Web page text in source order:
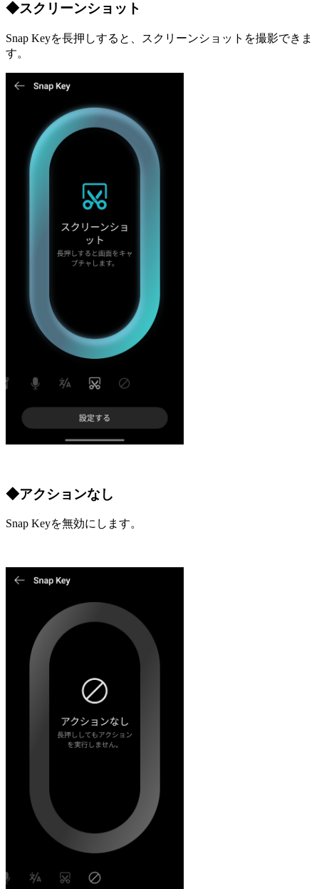
◆スクリーンショット
Snap Keyを長押しすると、スクリーンショットを撮影できま
す。
◆アクションなし
Snap Keyを無効にします。